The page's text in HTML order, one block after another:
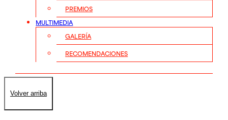
PREMIOS
MULTIMEDIA
GALERÍA
RECOMENDACIONES
Volver arriba